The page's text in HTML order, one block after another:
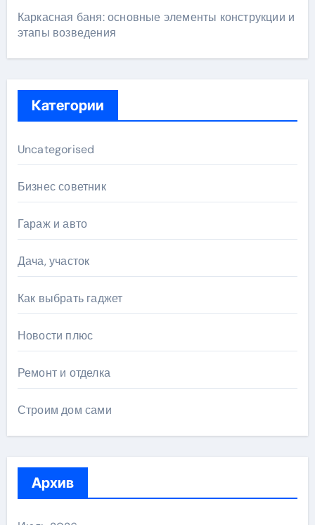
Каркасная баня: основные элементы конструкции и
этапы возведения
Категории
Uncategorised
Бизнес советник
Гараж и авто
Дача, участок
Как выбрать гаджет
Новости плюс
Ремонт и отделка
Строим дом сами
Архив